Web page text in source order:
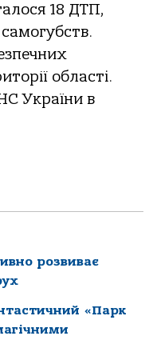
18 ДТП,
області.
України в
розвиває
«Парк